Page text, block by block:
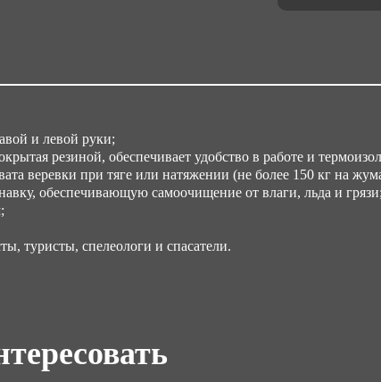
и левой руки;
резиной, обеспечивает удобство в работе и
веревки при тяге или натяжении (не более 150 кг на
обеспечивающую самоочищение от влаги, льда и грязи;
туристы, спелеологи и спасатели.